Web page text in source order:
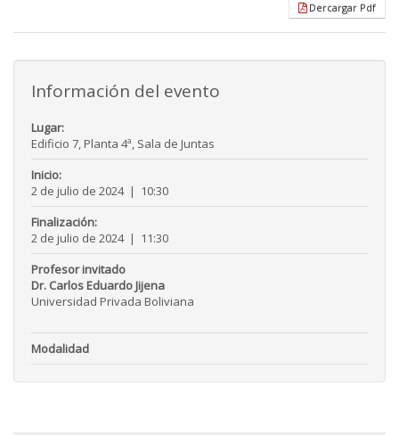
Dercargar Pdf
Información del evento
Lugar:
Edificio 7, Planta 4ª, Sala de Juntas
Inicio:
2 de julio de 2024 | 10:30
Finalización:
2 de julio de 2024 | 11:30
Profesor invitado
Dr. Carlos Eduardo Jijena
Universidad Privada Boliviana
Modalidad